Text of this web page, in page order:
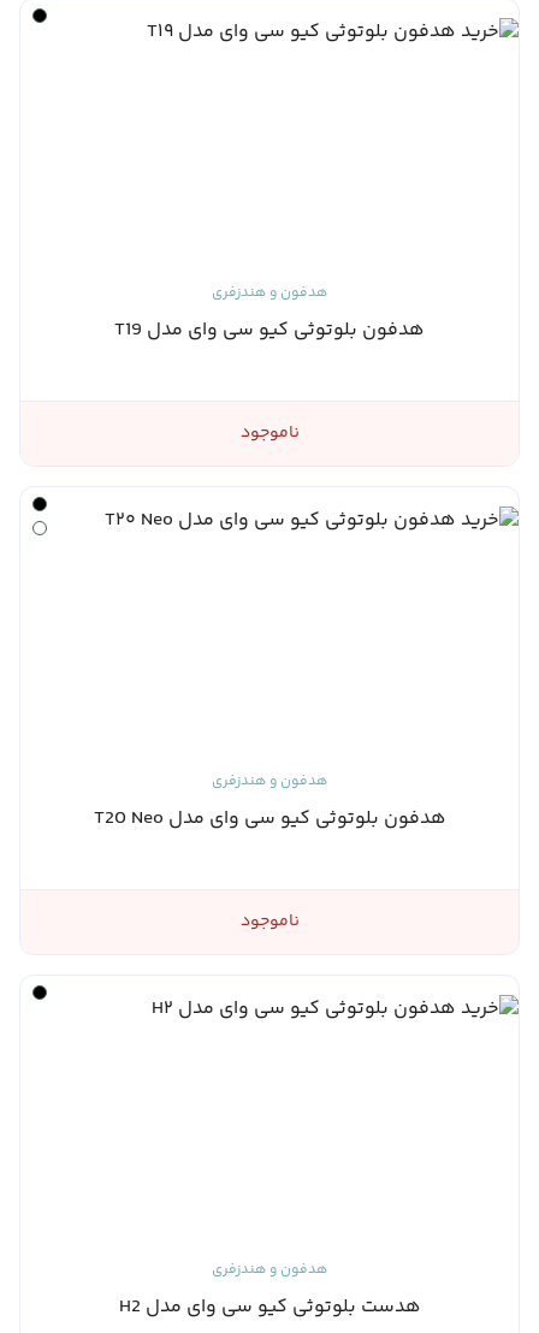
هدفون و هندزفری
هدفون بلوتوثی کیو سی وای مدل T19
ناموجود
هدفون و هندزفری
هدفون بلوتوثی کیو سی وای مدل T20 Neo
ناموجود
هدفون و هندزفری
هدست بلوتوثی کیو سی وای مدل H2